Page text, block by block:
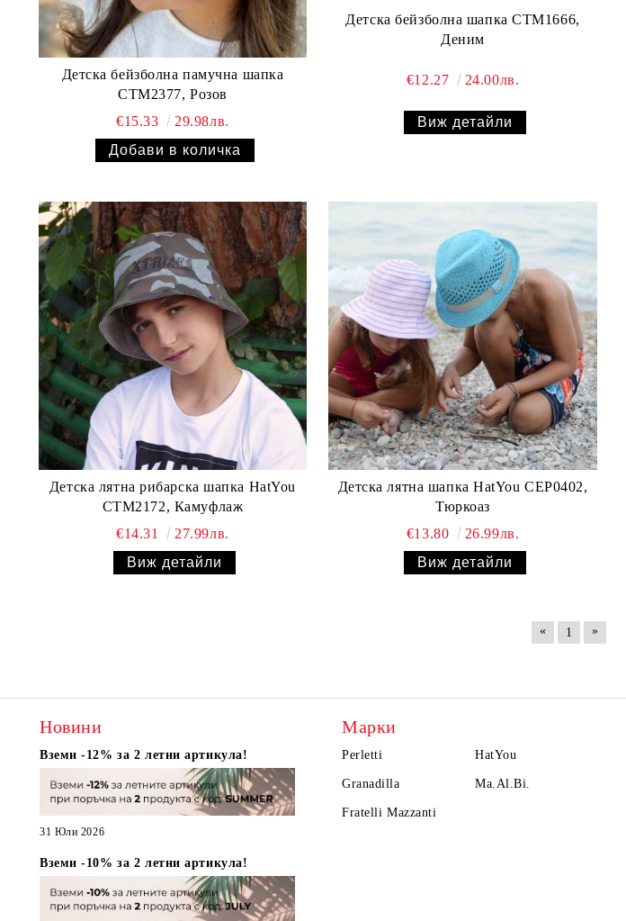
Детска бейзболна памучна шапка
CTM2377, Розов
€15.33
29.98лв.
Детска бейзболна шапка CTM1666,
Деним
€12.27 24.00лв.
Виж детайли
Детска лятна рибарска шапка HatYou
CTM2172, Камуфлаж
€14.31
27.99лв.
Виж детайли
Детска лятна шапка HatYou CEP0402,
Тюркоаз
€13.80
26.99лв.
Виж детайли
« 1 »
Новини
Вземи -12% за 2 летни артикула!
31 Юли 2026
Вземи -10% за 2 летни артикула!
Марки
Perletti HatYou
Granadilla Ma.Al.Bi.
Fratelli Mazzanti